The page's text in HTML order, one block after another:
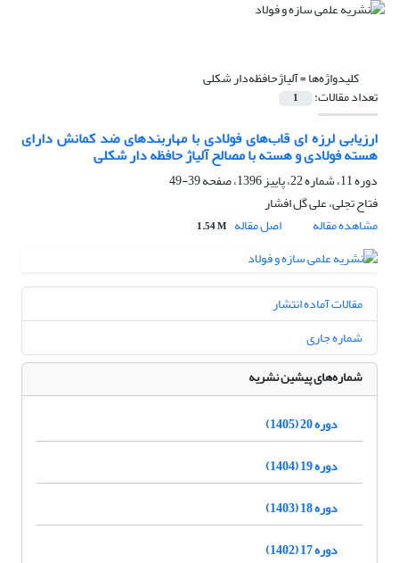
کلیدواژه‌ها =آلیاژحافظه‌دار شکلی
تعداد مقالات: 1
ارزیابی لرزه ای قاب‌های فولادی با مهاربند‌های ضد کمانش دارای
هسته فولادی و هسته با مصالح آلیاژ حافظه دار شکلی
دوره 11، شماره 22، پاییز 1396، صفحه
39-49
فتاح تجلی، علی گل افشار
مشاهده مقاله
اصل مقاله 1.54 M
مقالات آماده انتشار
شماره جاری
شماره‌های پیشین نشریه
دوره 20 (1405)
دوره 19 (1404)
دوره 18 (1403)
دوره 17 (1402)